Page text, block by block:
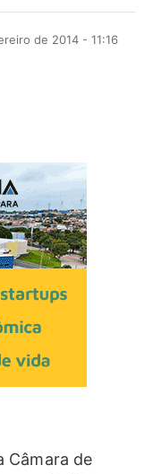
de 2014 - 11:16
Câmara de